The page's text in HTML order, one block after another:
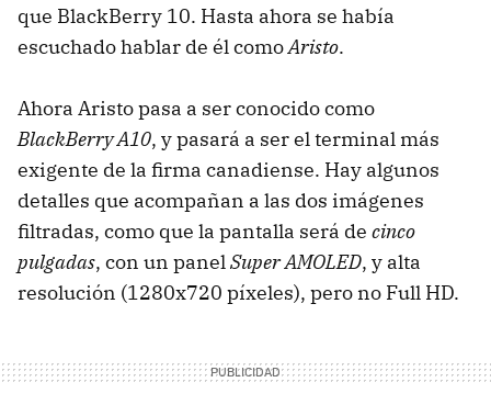
que BlackBerry 10. Hasta ahora se había
escuchado hablar de él comoAristo.
Ahora Aristo pasa a ser conocido como
BlackBerry A10, y pasará a ser el terminal más
exigente de la firma canadiense. Hay algunos
detalles que acompañan a las dos imágenes
filtradas, como que la pantalla será de cinco
pulgadas, con un panelSuper AMOLED, y alta
resolución (1280x720 píxeles), pero no Full HD.